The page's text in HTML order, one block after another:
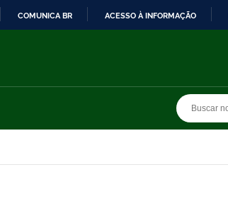
COMUNICA BR ACESSO À INFORMAÇÃO